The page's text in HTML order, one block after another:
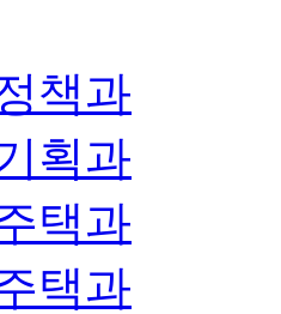
책과
획과
택과
택과